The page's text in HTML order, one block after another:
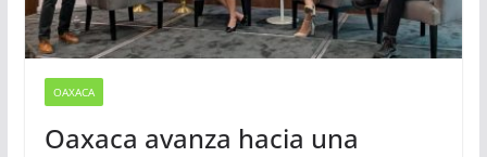
OAXACA
Oaxaca avanza hacia una